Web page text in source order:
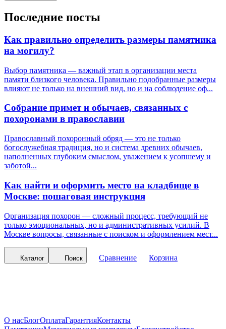
Последние посты
Как правильно определить размеры памятника
на могилу?
Выбор памятника — важный этап в организации места
памяти близкого человека. Правильно подобранные размеры
влияют не только на внешний вид, но и на соблюдение оф...
Собрание примет и обычаев, связанных с
похоронами в православии
Православный похоронный обряд — это не только
богослужебная традиция, но и система древних обычаев,
наполненных глубоким смыслом, уважением к усопшему и
заботой...
Как найти и оформить место на кладбище в
Москве: пошаговая инструкция
Организация похорон — сложный процесс, требующий не
только эмоциональных, но и административных усилий. В
Москве вопросы, связанные с поиском и оформлением мест...
Каталог Поиск Сравнение Корзина
О насБлогОплатаГарантияКонтакты